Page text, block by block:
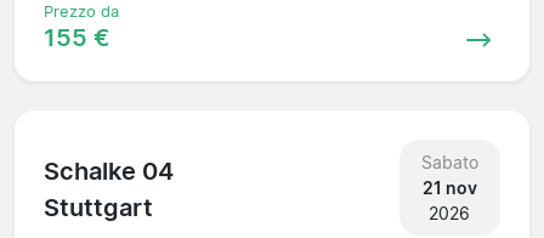
Prezzo da
155 €
Schalke 04
Stuttgart
Sabato
21 nov
2026